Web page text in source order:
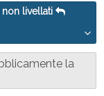
non livellati
la